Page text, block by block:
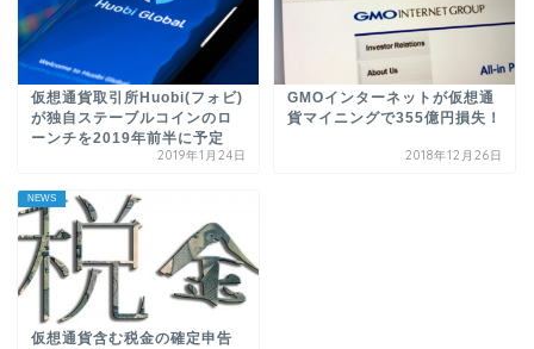
仮想通貨取引所Huobi(フォビ)
が独自ステーブルコインのロ
ーンチを2019年前半に予定
2019年1月24日
GMOインターネットが仮想通
貨マイニングで355億円損失！
2018年12月26日
NEWS
仮想通貨含む税金の確定申告